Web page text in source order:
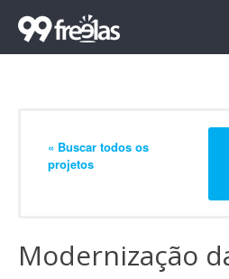
« Buscar todos os
projetos
Modernização